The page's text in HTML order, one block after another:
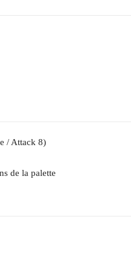
/ Attack 8)
de la palette